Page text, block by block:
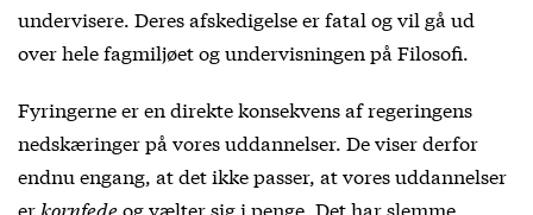
undervisere. Deres afskedigelse er fatal og vil gå ud
over hele fagmiljøet og undervisningen på Filosofi.
Fyringerne er en direkte konsekvens af regeringens
nedskæringer på vores uddannelser. De viser derfor
endnu engang, at det ikke passer, at vores uddannelser
er kornfedeog vælter sig i penge. Det har slemme